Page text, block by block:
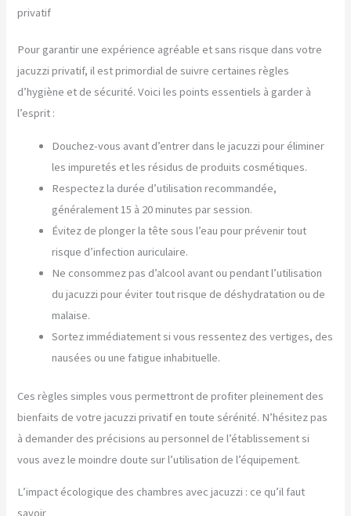
privatif
Pour garantir une expérience agréable et sans risque dans votre
jacuzzi privatif, il est primordial de suivre certaines règles
d’hygiène et de sécurité. Voici les points essentiels à garder à
l’esprit :
Douchez-vous avant d’entrer dans le jacuzzi pour éliminer
les impuretés et les résidus de produits cosmétiques.
Respectez la durée d’utilisation recommandée,
généralement 15 à 20 minutes par session.
Évitez de plonger la tête sous l’eau pour prévenir tout
risque d’infection auriculaire.
Ne consommez pas d’alcool avant ou pendant l’utilisation
du jacuzzi pour éviter tout risque de déshydratation ou de
malaise.
Sortez immédiatement si vous ressentez des vertiges, des
nausées ou une fatigue inhabituelle.
Ces règles simples vous permettront de profiter pleinement des
bienfaits de votre jacuzzi privatif en toute sérénité. N’hésitez pas
à demander des précisions au personnel de l’établissement si
vous avez le moindre doute sur l’utilisation de l’équipement.
L’impact écologique des chambres avec jacuzzi : ce qu’il faut
savoir